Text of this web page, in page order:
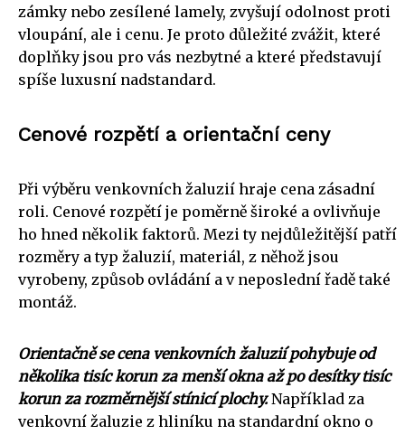
zámky nebo zesílené lamely, zvyšují odolnost proti
vloupání, ale i cenu. Je proto důležité zvážit, které
doplňky jsou pro vás nezbytné a které představují
spíše luxusní nadstandard.
Cenové rozpětí a orientační ceny
Při výběru venkovních žaluzií hraje cena zásadní
roli. Cenové rozpětí je poměrně široké a ovlivňuje
ho hned několik faktorů. Mezi ty nejdůležitější patří
rozměry a typ žaluzií, materiál, z něhož jsou
vyrobeny, způsob ovládání a v neposlední řadě také
montáž.
Orientačně se cena venkovních žaluzií pohybuje od
několika tisíc korun za menší okna až po desítky tisíc
korun za rozměrnější stínicí plochy.Například za
venkovní žaluzie z hliníku na standardní okno o